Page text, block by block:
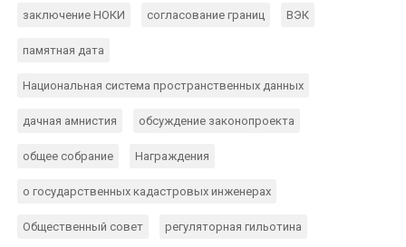
заключение НОКИ согласование границ ВЭК
памятная дата
Национальная система пространственных данных
дачная амнистия обсуждение законопроекта
общее собрание Награждения
о государственных кадастровых инженерах
Общественный совет регуляторная гильотина